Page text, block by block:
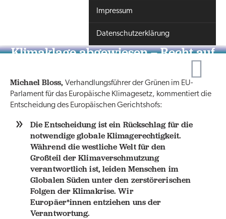
Impressum
Datenschutzerklärung
Klimaklage abgewiesen – Recht auf
Klimaschutz erleidet Rückschlag
Michael Bloss, Verhandlungsführer der Grünen im EU-
Parlament für das Europäische Klimagesetz, kommentiert die
Entscheidung des Europäischen Gerichtshofs:
Die Entscheidung ist ein Rückschlag für die
notwendige globale Klimagerechtigkeit.
Während die westliche Welt für den
Großteil der Klimaverschmutzung
verantwortlich ist, leiden Menschen im
Globalen Süden unter den zerstörerischen
Folgen der Klimakrise. Wir
Europäer*innen entziehen uns der
Verantwortung.